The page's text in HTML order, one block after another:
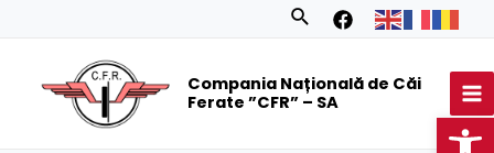
Search
Compania Națională de Căi
Ferate ”CFR” – SA